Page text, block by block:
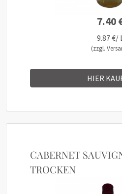
7.40
9.87 €/
(zzgl.
HIER
CABERNET
TROCKEN